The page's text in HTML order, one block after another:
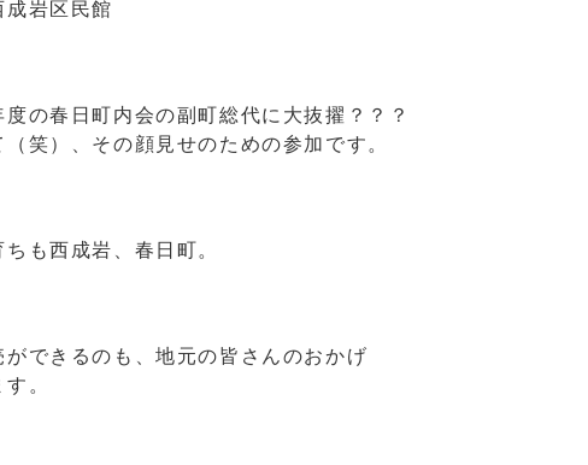
成岩区民館
度の春日町内会の副町総代に大抜擢？？？
（笑）、その顔見せのための参加です。
も西成岩、春日町。
ができるのも、地元の皆さんのおかげ
。